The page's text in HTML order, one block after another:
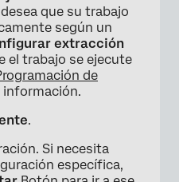
desea que su trabajo
según un
extracción
el trabajo se ejecute
de
información.
.
Si necesita
específica,